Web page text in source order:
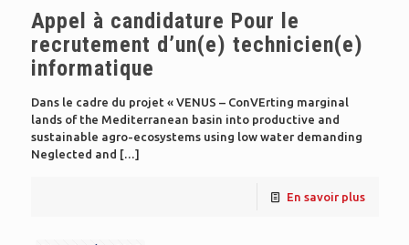
Appel à candidature Pour le
recrutement d’un(e) technicien(e)
informatique
Dans le cadre du projet « VENUS – ConVErting marginal
lands of the Mediterranean basin into productive and
sustainable agro-ecosystems using low water demanding
Neglected and […]
En savoir plus